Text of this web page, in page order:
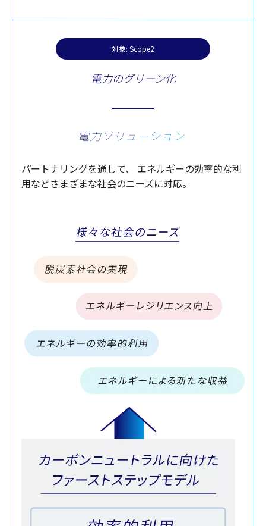
対象: Scope2
電力のグリーン化
電力ソリューション
パートナリングを通して、
エネルギーの効率的な利
用などさまざまな社会のニーズに対応。